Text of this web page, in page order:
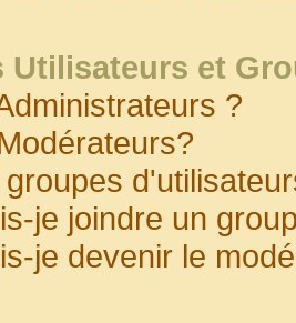
Utilisateurs et
?
je joindre un
je devenir le